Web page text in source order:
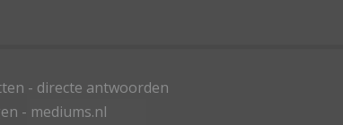
- directe antwoorden
- mediums.nl